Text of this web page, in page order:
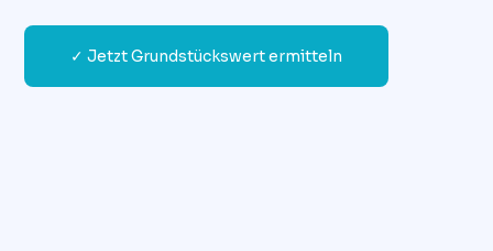
✓ Jetzt Grundstückswert ermitteln